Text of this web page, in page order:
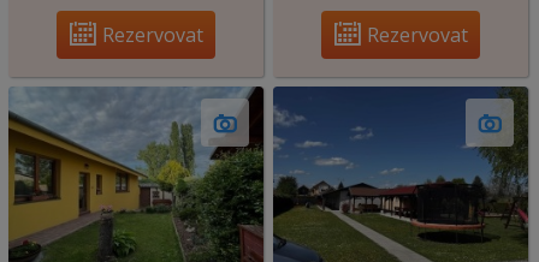
Rezervovat Rezervovat